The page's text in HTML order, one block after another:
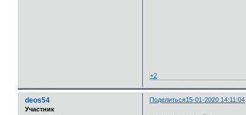
+2
Поделиться15-01-2020 14:11:04
deos54
Участник